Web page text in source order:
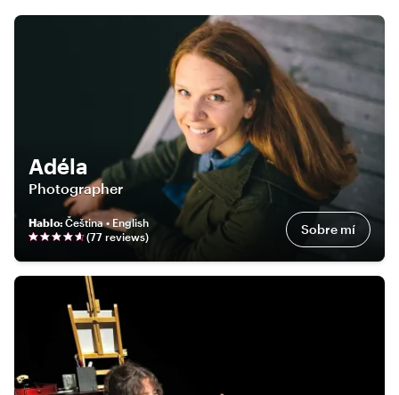
Adéla
Photographer
Hablo: Čeština • English
(77 reviews) Sobre mí